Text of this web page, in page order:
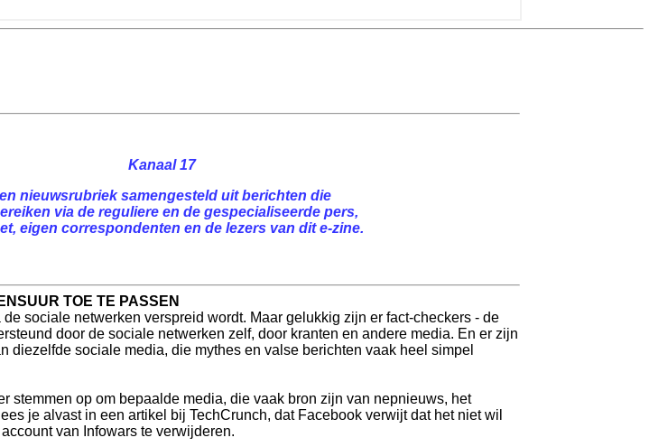
Kanaal 17
nieuwsrubriek samengesteld uit berichten die
via de reguliere en de gespecialiseerde pers,
eigen correspondenten en de lezers van dit e-zine.
TOE TE PASSEN
sociale netwerken verspreid wordt. Maar gelukkig zijn er fact-checkers - de
door de sociale netwerken zelf, door kranten en andere media. En er zijn
diezelfde sociale media, die mythes en valse berichten vaak heel simpel
stemmen op om bepaalde media, die vaak bron zijn van nepnieuws, het
je alvast in een artikel bij TechCrunch, dat Facebook verwijt dat het niet wil
van Infowars te verwijderen.